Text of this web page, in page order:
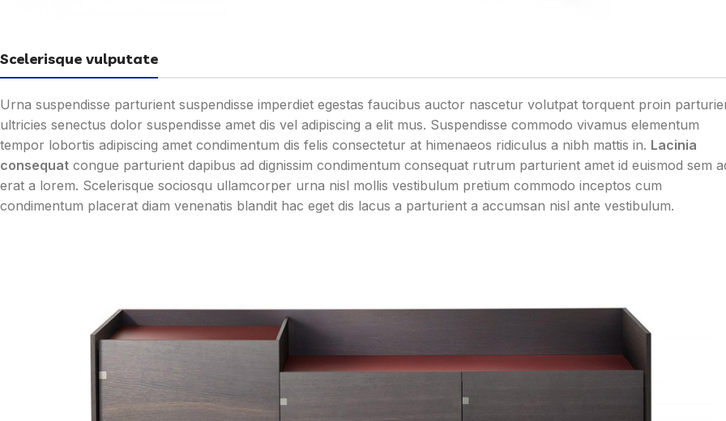
Scelerisque vulputate
Urna suspendisse parturient suspendisse imperdiet egestas faucibus auctor nascetur volutpat torquent proin
ultricies senectus dolor suspendisse amet dis vel adipiscing a elit mus. Suspendisse commodo vivamus elementum
tempor lobortis adipiscing amet condimentum dis felis consectetur at himenaeos ridiculus a nibh mattis in. Lacinia
consequat congue parturient dapibus ad dignissim condimentum consequat rutrum parturient amet id euismod sem
erat a lorem. Scelerisque sociosqu ullamcorper urna nisl mollis vestibulum pretium commodo inceptos cum
condimentum placerat diam venenatis blandit hac eget dis lacus a parturient a accumsan nisl ante vestibulum.